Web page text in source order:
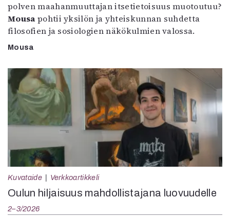
polven maahanmuuttajan itsetietoisuus muotoutuu?
Mousa pohtii yksilön ja yhteiskunnan suhdetta
filosofien ja sosiologien näkökulmien valossa.
Mousa
Kuvataide Verkkoartikkeli
Oulun hiljaisuus mahdollistajana luovuudelle
2–3/2026